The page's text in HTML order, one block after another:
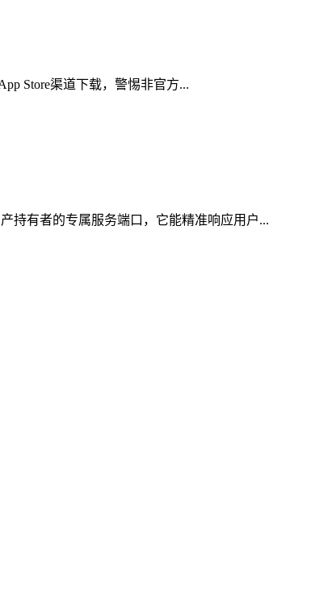
Store渠道下载，警惕非官方...
持有者的专属服务端口，它能精准响应用户...